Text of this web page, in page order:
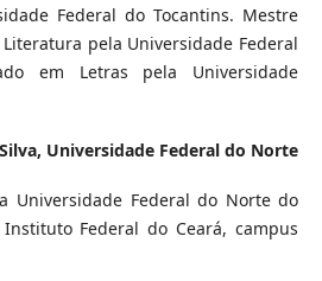
Federal do Tocantins. Mestre
pela Universidade Federal
em Letras pela Universidade
Universidade Federal do Norte
Universidade Federal do Norte do
Federal do Ceará, campus